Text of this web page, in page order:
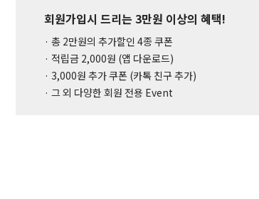
회원가입시 드리는 3만원 이상의 혜택!
· 총 2만원의 추가할인 4종 쿠폰
· 적립금 2,000원 (앱 다운로드)
· 3,000원 추가 쿠폰 (카톡 친구 추가)
· 그 외 다양한 회원 전용 Event